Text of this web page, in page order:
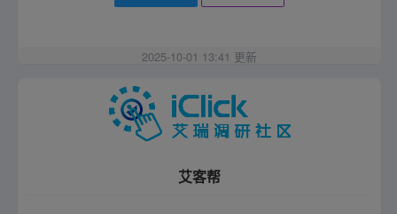
2025-10-01 13:41 更新
艾客帮